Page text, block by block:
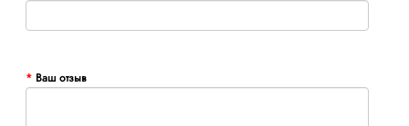
Ваш отзыв